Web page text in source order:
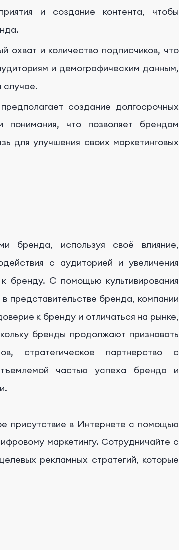
и создание контента, чтобы
охват и количество подписчиков, что
и демографическим данным,
случае.
создание долгосрочных
что позволяет брендам
для улучшения своих маркетинговых
бренда, используя своё влияние,
с аудиторией и увеличения
бренду. С помощью культивирования
представительстве бренда, компании
к бренду и отличаться на рынке,
бренды продолжают признавать
стратегическое партнерство с
частью успеха бренда и
присутствие в Интернете с помощью
маркетингу. Сотрудничайте с
рекламных стратегий, которые